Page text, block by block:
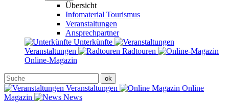
Übersicht
Infomaterial Tourismus
Veranstaltungen
Ansprechpartner
Unterkünfte
Veranstaltungen
Radtouren
Online-Magazin
Veranstaltungen
Online
Magazin
News